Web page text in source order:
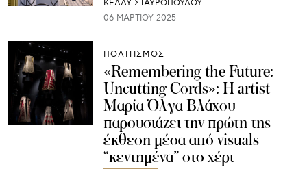
ΚΕΛΛΥ ΣΤΑΥΡΟΠΟΥΛΟΥ
06 ΜΑΡΤΊΟΥ 2025
ΠΟΛΙΤΙΣΜΟΣ
«Remembering the Future:
Uncutting Cords»: Η artist
Μαρία Όλγα Βλάχου
παρουσιάζει την πρώτη της
έκθεση μέσα από visuals
“κεντημένα” στο χέρι